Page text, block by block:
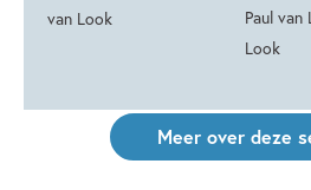
van Look
Paul
Look
Meer over deze